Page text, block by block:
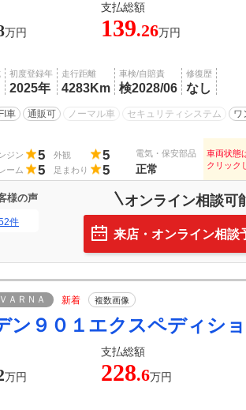
支払総額
万円 139.26万円
初度登録年
2025年
走行距離
4283Km
車検/自賠責
検2028/06
修復歴
なし
FI車 通販可 ノーマル車 セキュリティシステム ワ
ジン 5 外観 5
ーム 5 足まわり 5
電気・保安部品
正常
車両状態
クリック
様の声
件
オンライン相談可
来店・オンライン相談
ＡＲＮＡ 新着 複数画像
ン９０１エクスペディシ
支払総額
万円 228.6万円